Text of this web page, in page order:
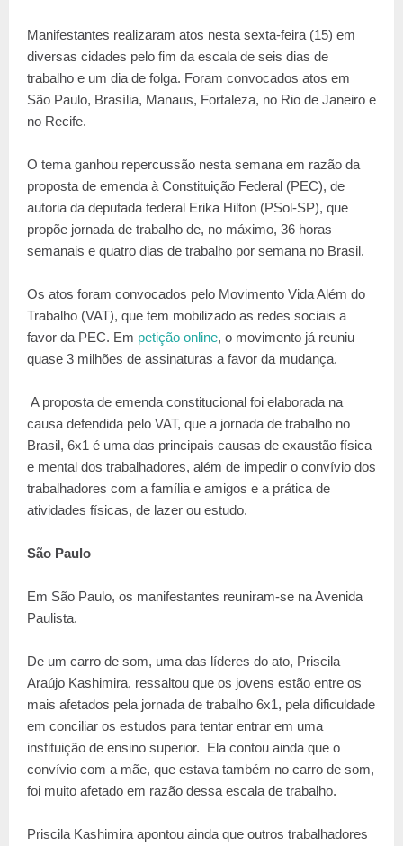
Manifestantes realizaram atos nesta sexta-feira (15) em
diversas cidades pelo fim da escala de seis dias de
trabalho e um dia de folga. Foram convocados atos em
São Paulo, Brasília, Manaus, Fortaleza, no Rio de Janeiro e
no Recife.
O tema ganhou repercussão nesta semana em razão da
proposta de emenda à Constituição Federal (PEC), de
autoria da deputada federal Erika Hilton (PSol-SP), que
propõe jornada de trabalho de, no máximo, 36 horas
semanais e quatro dias de trabalho por semana no Brasil.
Os atos foram convocados pelo Movimento Vida Além do
Trabalho (VAT), que tem mobilizado as redes sociais a
favor da PEC. Em petição online, o movimento já reuniu
quase 3 milhões de assinaturas a favor da mudança.
A proposta de emenda constitucional foi elaborada na
causa defendida pelo VAT, que a jornada de trabalho no
Brasil, 6x1 é uma das principais causas de exaustão física
e mental dos trabalhadores, além de impedir o convívio dos
trabalhadores com a família e amigos e a prática de
atividades físicas, de lazer ou estudo.
São Paulo
Em São Paulo, os manifestantes reuniram-se na Avenida
Paulista.
De um carro de som, uma das líderes do ato, Priscila
Araújo Kashimira, ressaltou que os jovens estão entre os
mais afetados pela jornada de trabalho 6x1, pela dificuldade
em conciliar os estudos para tentar entrar em uma
instituição de ensino superior. Ela contou ainda que o
convívio com a mãe, que estava também no carro de som,
foi muito afetado em razão dessa escala de trabalho.
Priscila Kashimira apontou ainda que outros trabalhadores